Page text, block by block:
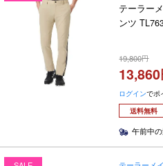
テーラー
ンツ
19,800
13,860
ログインでポ
送料無料
午前中